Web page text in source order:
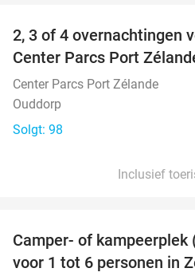
2, 3 of 4 overnachtingen
Center Parcs Port
Center Parcs Port Zélande
Ouddorp
Solgt: 98
Inclusief
Camper- of kampeerplek
voor 1 tot 6 personen in